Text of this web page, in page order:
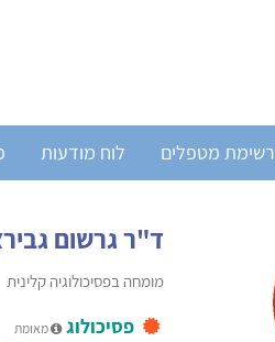
רשימת מטפלים לוח מודעות
ד"ר גרשום
מומחה בפסיכולוגיה קלינית
פסיכולוג מאומת